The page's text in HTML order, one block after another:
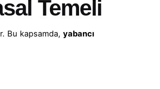
Temeli
Bu kapsamda, yabancı